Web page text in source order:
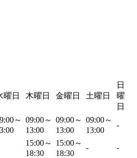
曜日 木曜日 金曜日 土曜日
日
曜
日
～ 09:00～
13:00
09:00～
13:00
09:00～
13:00
-
15:00～
18:30
15:00～
18:30
- -